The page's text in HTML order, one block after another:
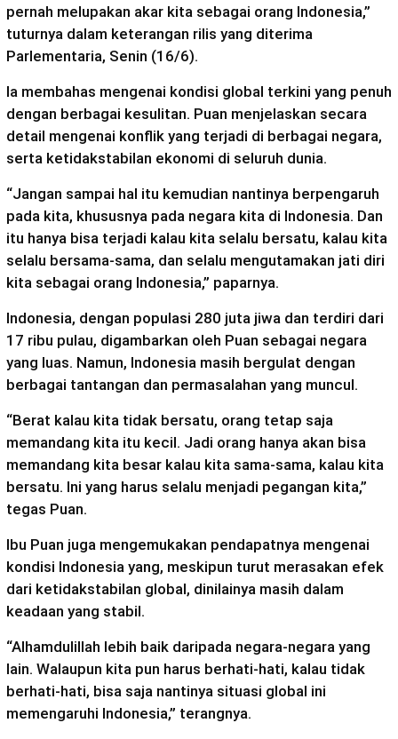
pernah melupakan akar kita sebagai orang Indonesia,”
tuturnya dalam keterangan rilis yang diterima
Parlementaria, Senin (16/6).
Ia membahas mengenai kondisi global terkini yang penuh
dengan berbagai kesulitan. Puan menjelaskan secara
detail mengenai konflik yang terjadi di berbagai negara,
serta ketidakstabilan ekonomi di seluruh dunia.
“Jangan sampai hal itu kemudian nantinya berpengaruh
pada kita, khususnya pada negara kita di Indonesia. Dan
itu hanya bisa terjadi kalau kita selalu bersatu, kalau kita
selalu bersama-sama, dan selalu mengutamakan jati diri
kita sebagai orang Indonesia,” paparnya.
Indonesia, dengan populasi 280 juta jiwa dan terdiri dari
17 ribu pulau, digambarkan oleh Puan sebagai negara
yang luas. Namun, Indonesia masih bergulat dengan
berbagai tantangan dan permasalahan yang muncul.
“Berat kalau kita tidak bersatu, orang tetap saja
memandang kita itu kecil. Jadi orang hanya akan bisa
memandang kita besar kalau kita sama-sama, kalau kita
bersatu. Ini yang harus selalu menjadi pegangan kita,”
tegas Puan.
Ibu Puan juga mengemukakan pendapatnya mengenai
kondisi Indonesia yang, meskipun turut merasakan efek
dari ketidakstabilan global, dinilainya masih dalam
keadaan yang stabil.
“Alhamdulillah lebih baik daripada negara-negara yang
lain. Walaupun kita pun harus berhati-hati, kalau tidak
berhati-hati, bisa saja nantinya situasi global ini
memengaruhi Indonesia,” terangnya.